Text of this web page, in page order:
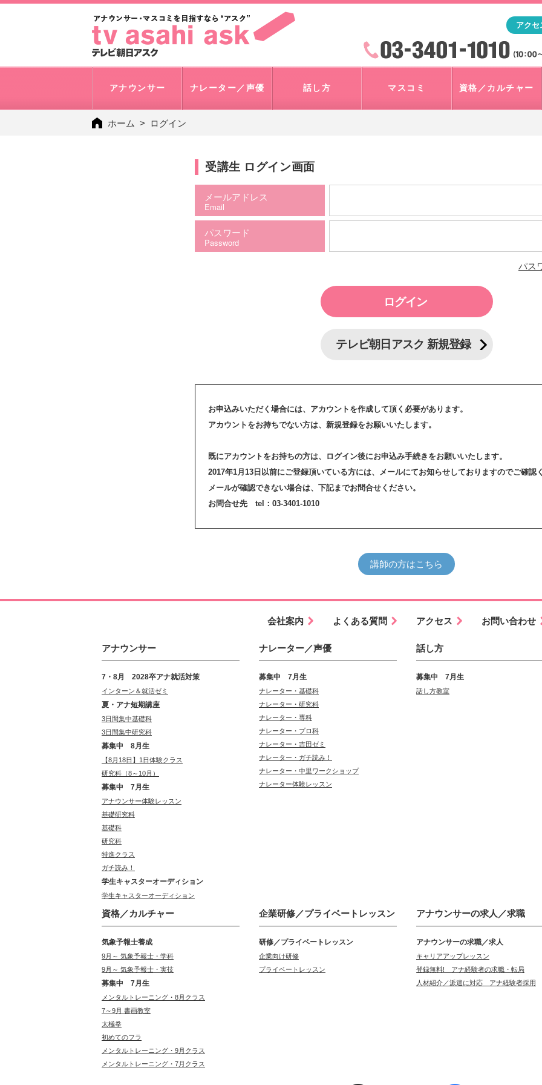
「アナウンサー・マスコミを目指すなら"アスク"」テレビ
アクセ
検索
アナウンサー ナレーター／声優 話し方 マスコミ 資格／カルチャー
ホーム ログイン
受講生 ログイン画面
メールアドレス
Email
パスワード
Password
パス
テレビ朝日アスク 新規登録
お申込みいただく場合には、アカウントを作成して頂く必要があります。
アカウントをお持ちでない方は、新規登録をお願いいたします。
既にアカウントをお持ちの方は、ログイン後にお申込み手続きをお願いいたします。
2017年1月13日以前にご登録頂いている方には、メールにてお知らせしておりますのでご確認
メールが確認できない場合は、下記までお問合せください。
お問合せ先 tel：03-3401-1010
講師の方はこちら
会社案内 よくある質問 アクセス お問い合わせ
アナウンサー
7・8月 2028卒アナ就活対策
インターン＆就活ゼミ
夏・アナ短期講座
3日間集中基礎科
3日間集中研究科
募集中 8月生
【8月18日】1日体験クラス
研究科（8～10月）
募集中 7月生
アナウンサー体験レッスン
基礎研究科
基礎科
研究科
特進クラス
ガチ読み！
学生キャスターオーディション
学生キャスターオーディション
ナレーター／声優
募集中 7月生
ナレーター・基礎科
ナレーター・研究科
ナレーター・専科
ナレーター・プロ科
ナレーター・吉田ゼミ
ナレーター・ガチ読み！
ナレーター・中里ワークショップ
ナレーター体験レッスン
話し方
募集中 7月生
話し方教室
資格／カルチャー
気象予報士養成
9月～ 気象予報士・学科
9月～ 気象予報士・実技
募集中 7月生
メンタルトレーニング・8月クラス
7～9月 書画教室
太極拳
初めてのフラ
メンタルトレーニング・9月クラス
メンタルトレーニング・7月クラス
企業研修／プライベートレッスン
研修／プライベートレッスン
企業向け研修
プライベートレッスン
アナウンサーの求人／求職
アナウンサーの求職／求人
キャリアアップレッスン
登録無料! アナ経験者の求職・転局
人材紹介／派遣に対応 アナ経験者採用